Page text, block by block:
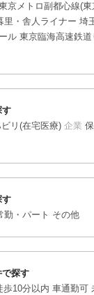
京メトロ副都心線(東
里・舎人ライナー 埼
ル 東京臨海高速鉄道
す
リ(在宅医療) 企業
す
勤・パート その他
で探す
歩10分以内 車通勤可